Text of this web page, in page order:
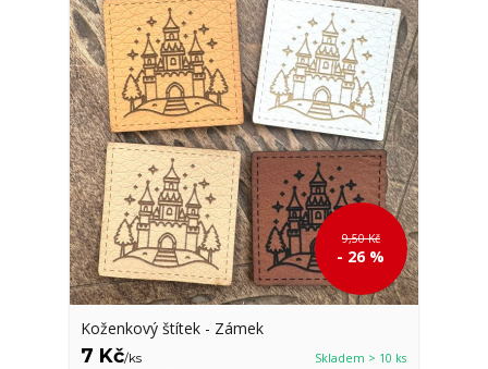
9,50 Kč
- 26 %
Koženkový štítek - Zámek
7 Kč/ks Skladem > 10 ks